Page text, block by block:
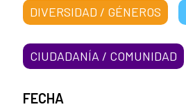
DIVERSIDAD / GÉNEROS
CIUDADANÍA / COMUNIDAD
FECHA